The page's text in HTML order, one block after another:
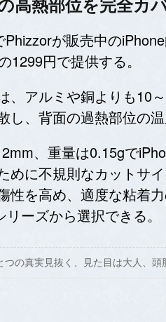
Phizzorが販売中の
1299円で提供する。
、アルミや銅よりも10
し、背面の過熱部位の
、重量は0.15gで
めに不規則なカットサ
性を高め、適度な粘着
ーズから選択できる。
つの真実見抜く、見た目は大人、